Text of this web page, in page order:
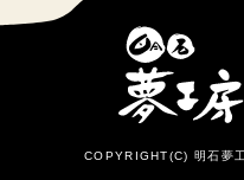
COPYRIGHT(C) 明石夢